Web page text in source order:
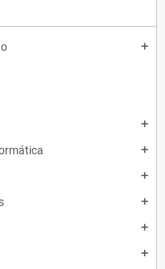
add
add
add
add
add
add
add